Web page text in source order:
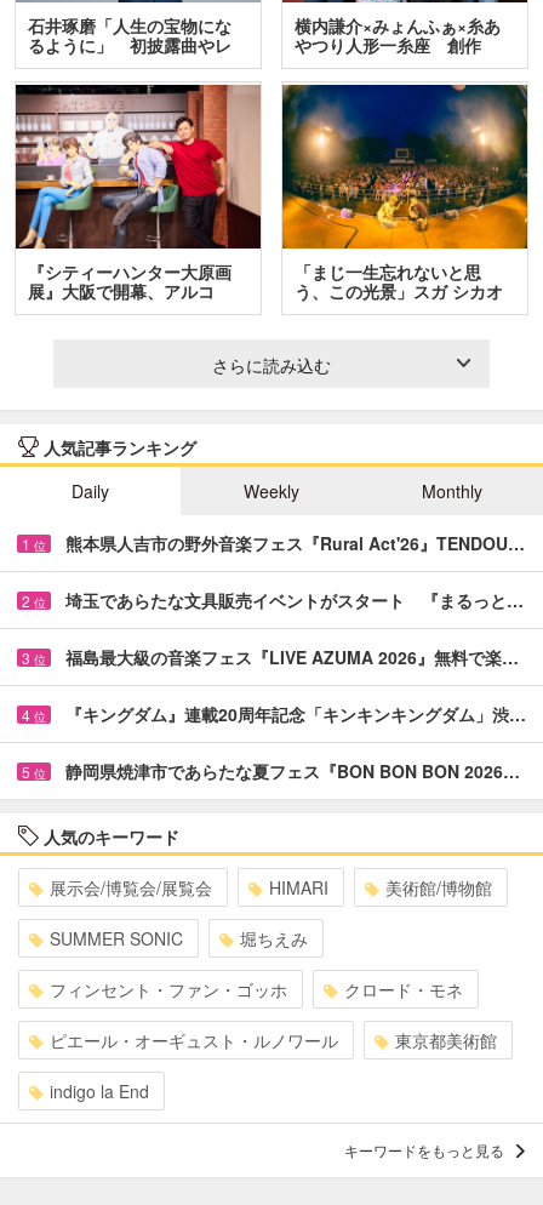
石井琢磨「人生の宝物にな
るように」 初披露曲やレ
ア…
横内謙介×みょんふぁ×糸あ
やつり人形一糸座 創作
人…
『シティーハンター大原画
展』大阪で開幕、アルコ
＆…
「まじ一生忘れないと思
う、この光景」スガ シカオ
と…
さらに読み込む
人気記事ランキング
Daily
Weekly Monthly
1 位 熊本県人吉市の野外音楽フェス『Rural Act'26』TENDOU…
2 位 埼玉であらたな文具販売イベントがスタート 『まるっと…
3 位 福島最大級の音楽フェス『LIVE AZUMA 2026』無料で楽…
4 位 『キングダム』連載20周年記念「キンキンキングダム」渋…
5 位 静岡県焼津市であらたな夏フェス『BON BON BON 2026…
人気のキーワード
展示会/博覧会/展覧会 HIMARI 美術館/博物館
SUMMER SONIC 堀ちえみ
フィンセント・ファン・ゴッホ クロード・モネ
ピエール・オーギュスト・ルノワール 東京都美術館
indigo la End
キーワードをもっと見る